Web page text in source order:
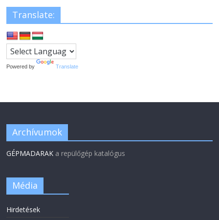
Translate:
Powered by Translate
Archívumok
GÉPMADARAK a repülőgép katalógus
Média
Hirdetések